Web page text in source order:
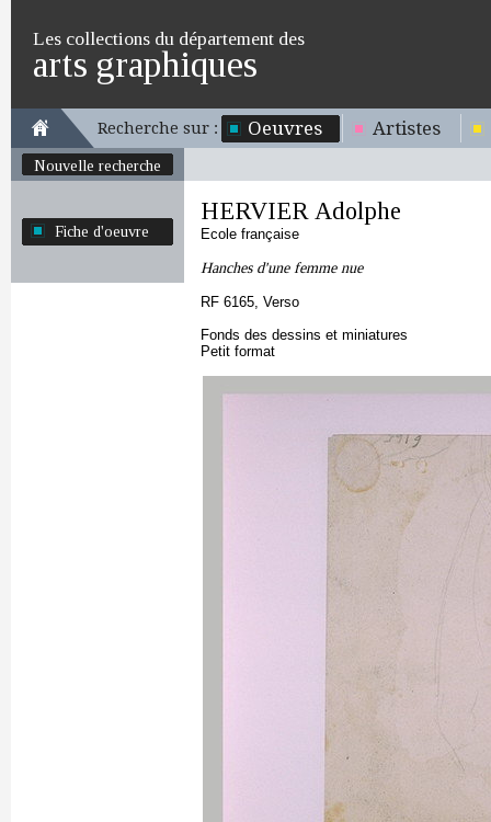
Les collections du département des
arts graphiques
Recherche sur : Oeuvres Artistes
Nouvelle recherche
Fiche d'oeuvre
HERVIER Adolphe
Ecole française
Hanches d'une femme nue
RF 6165, Verso
Fonds des dessins et miniatures
Petit format